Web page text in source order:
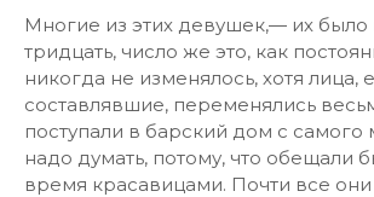
Многие из этих девушек,— их было
тридцать, число же это, как
никогда не изменялось, хотя лица,
составлявшие, переменялись
поступали в барский дом с самого
надо думать, потому, что обещали
время красавицами. Почти все они